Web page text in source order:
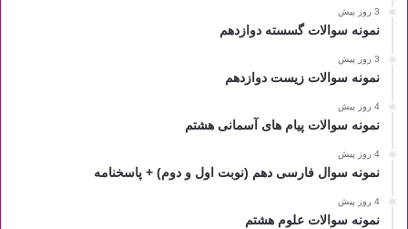
3 روز پیش
نمونه سوالات گسسته دوازدهم
3 روز پیش
نمونه سوالات زیست دوازدهم
4 روز پیش
نمونه سوالات پیام های آسمانی هشتم
4 روز پیش
نمونه سوال فارسی دهم (نوبت اول و دوم) + پاسخنامه
4 روز پیش
نمونه سوالات علوم هشتم